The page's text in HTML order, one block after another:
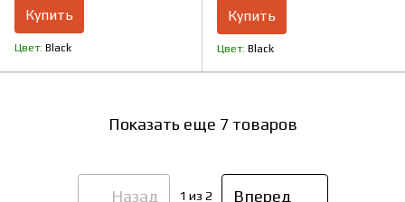
Купить
Цвет Black
Купить
Цвет Black
Показать еще 7 товаров
Назад 1 из 2 Вперед